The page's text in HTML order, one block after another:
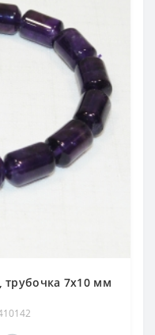
трубочка 7х10 мм